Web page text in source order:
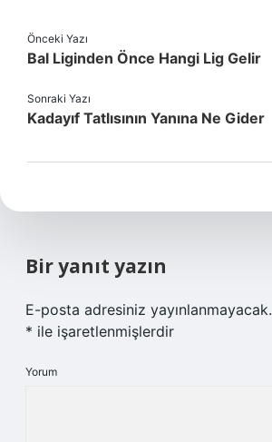
Önceki Yazı
Bal Liginden Önce Hangi Lig Gelir
Sonraki Yazı
Kadayıf Tatlısının Yanına Ne Gider
Bir yanıt yazın
E-posta adresiniz yayınlanmayacak.
* ile işaretlenmişlerdir
Yorum